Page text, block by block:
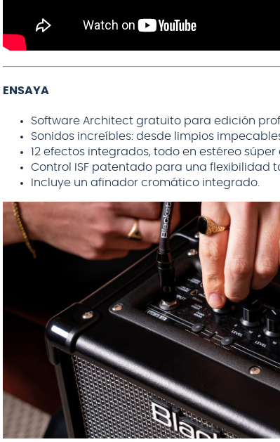
ENSAYA
Software Architect gratuito para edición
Sonidos increíbles: desde limpios
12 efectos integrados, todo en estéreo súper
Control ISF patentado para una flexibilidad
Incluye un afinador cromático integrado.